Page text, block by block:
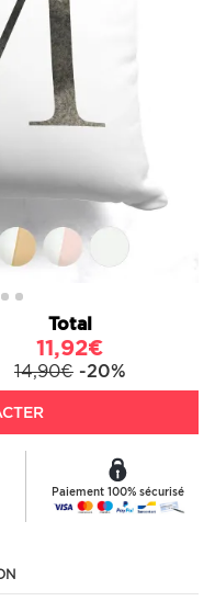
Total
11,92€
14,90€ -20%
Paiement 100% sécurisé